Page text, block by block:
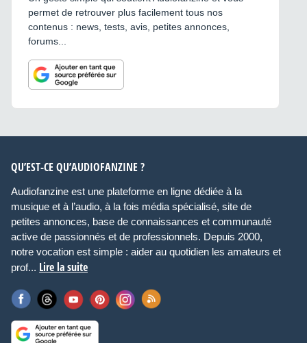
permet de retrouver plus facilement tous nos
contenus : news, tests, avis, petites annonces,
forums...
QU’EST-CE QU’AUDIOFANZINE ?
Audiofanzine est une plateforme en ligne dédiée à la
musique et à l’audio, à la fois média spécialisé, site de
petites annonces, base de connaissances et communauté
active de passionnés et de professionnels. Depuis 2000,
notre vocation est simple : aider au quotidien les amateurs et
prof... Lire la suite